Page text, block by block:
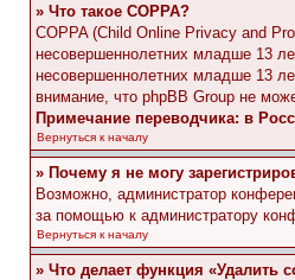
» Что такое COPPA?
COPPA (Child Online Privacy and
несовершеннолетних младше 13
несовершеннолетних младше 13
внимание, что phpBB Group не
Примечание переводчика: в
Вернуться к началу
» Почему я не могу
Возможно, администратор
за помощью к администратору
Вернуться к началу
» Что делает функция «Удалить